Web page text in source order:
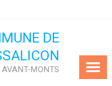
DE
AVANT-MONTS